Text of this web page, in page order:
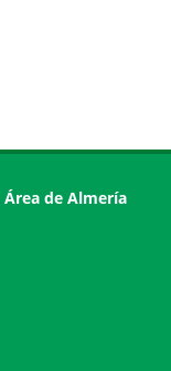
Área de Almería